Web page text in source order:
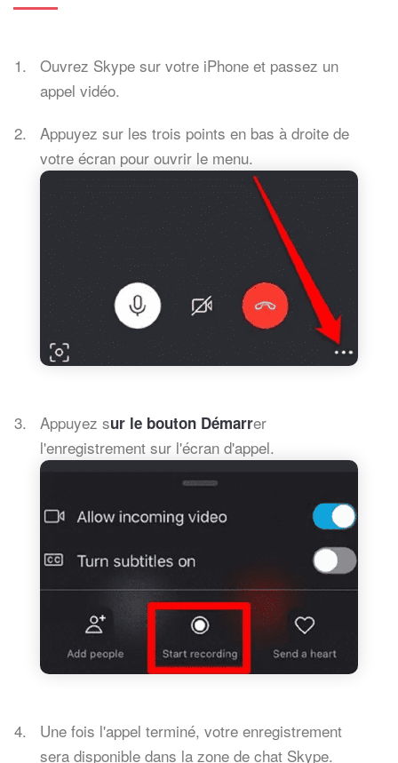
Ouvrez Skype sur votre iPhone et passez un
appel vidéo.
Appuyez sur les trois points en bas à droite de
votre écran pour ouvrir le menu.
Appuyez sur le bouton Démarrer
l'enregistrement sur l'écran d'appel.
Une fois l'appel terminé, votre enregistrement
sera disponible dans la zone de chat Skype.